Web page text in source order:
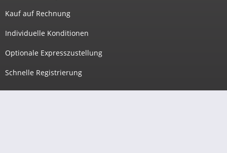
Kauf auf Rechnung
Individuelle Konditionen
Optionale Expresszustellung
Schnelle Registrierung